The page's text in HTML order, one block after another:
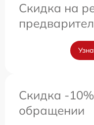
Скидка на
Скидка -
обращении